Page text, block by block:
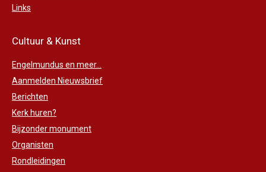
Links
Cultuur & Kunst
Engelmundus en meer...
Aanmelden Nieuwsbrief
Berichten
Kerk huren?
Bijzonder monument
Organisten
Rondleidingen